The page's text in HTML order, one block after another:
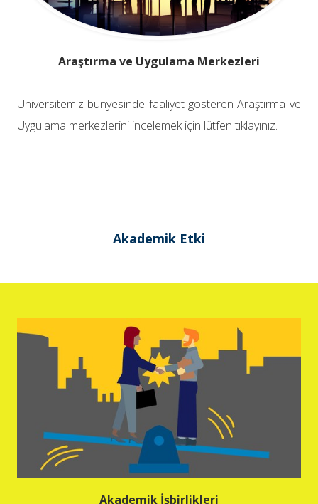
Araştırma ve Uygulama Merkezleri
Üniversitemiz bünyesinde faaliyet gösteren Araştırma ve
Uygulama merkezlerini incelemek için lütfen tıklayınız.
Akademik Etki
Akademik İşbirlikleri